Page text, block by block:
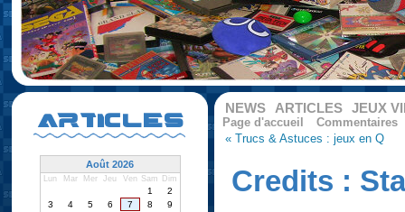
NEWS ARTICLES JEUX
Page d'accueil
Commentaires
« Trucs & Astuces : jeux en Q
Credits :
ARTICLES
Août 2026
Lun Mar Mer Jeu Ven Sam Dim
1
2
3
4 5 6 7 8
9